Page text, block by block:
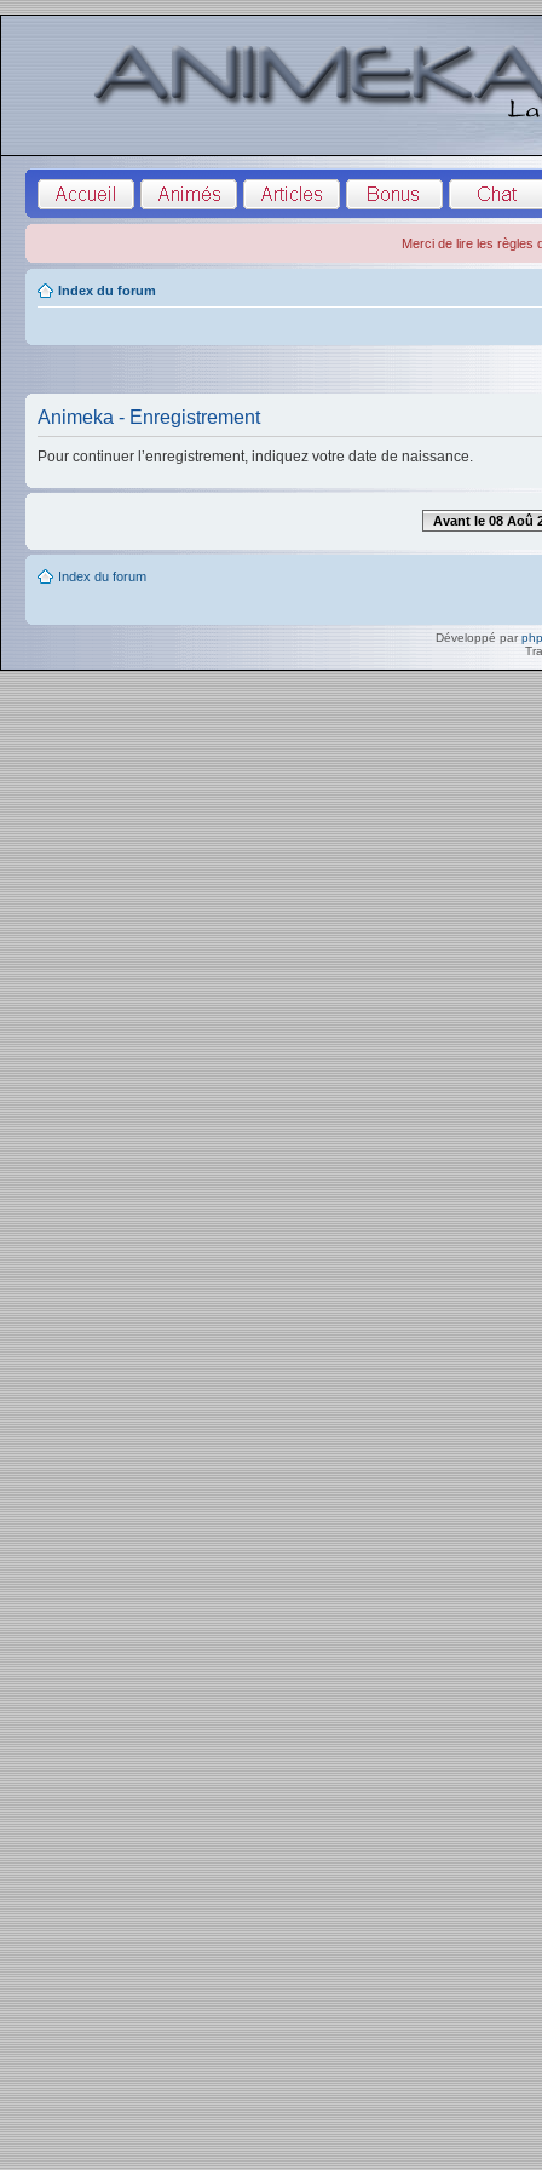
Merci de lire les règles
Index du forum
Animeka - Enregistrement
Pour continuer l’enregistrement, indiquez votre date de naissance.
Avant le 08 Aoû
Index du forum
Développé par